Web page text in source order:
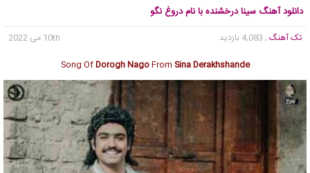
دانلود آهنگ سینا درخشنده با نام دروغ نگو
تک آهنگ , 4,083 بازدید
10th می 2022
Song OfDorogh NagoFrom Sina Derakhshande